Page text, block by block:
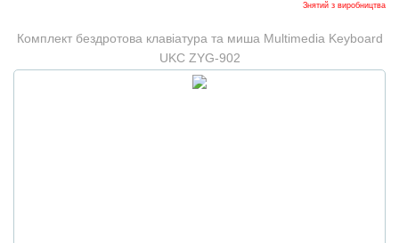
Знятий з виробництва
Комплект бездротова клавіатура та миша Multimedia Keyboard
UKC ZYG-902